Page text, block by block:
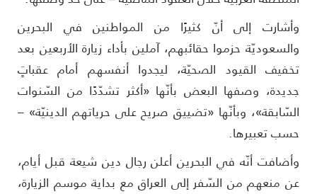
إلى أنّ كثيرًا من المواطنين في البحرين
حزموا حقائبهم، آملين بأداء زيارة الأربعين بعد
القيود الصحيّة، ليجدوا أنفسهم أمام عقباتٍ
وصفها البعض بأنّها «أكثر تشدّدًا من السّنوات
وبأنّها «تضييق صريح على حرياتهم الدينيّة» –
تعبيرها.
أنّه في البحرين أعلن رجال دين شيعة قبل أيام،
منعهم من السّفر إلى العراق مع بداية موسم الزيارة،